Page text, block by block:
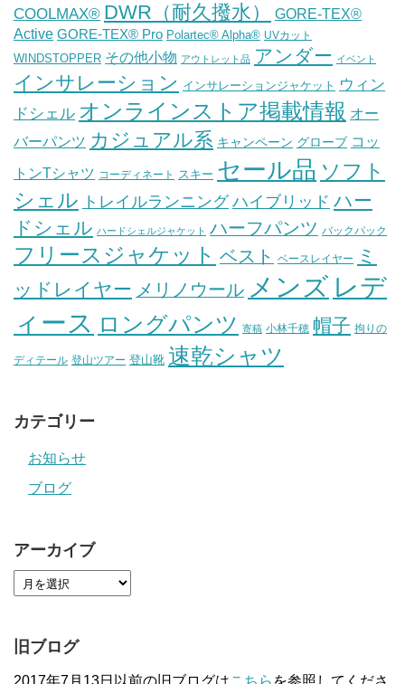
COOLMAX® DWR（耐久撥水）
GORE-TEX®
Active GORE-TEX® Pro Polartec® Alpha® UVカット
WINDSTOPPER その他小物 アウトレット品 アンダー イベント
インサレーション インサレーションジャケット ウィン
ドシェル オンラインストア掲載情報 オー
バーパンツ カジュアル系 キャンペーン グローブ コッ
トンTシャツ コーディネート スキー セール品 ソフト
シェル トレイルランニング ハイブリッド ハー
ドシェル ハードシェルジャケット ハーフパンツ バックパック
フリースジャケット ベスト ベースレイヤー
ミ
ッドレイヤー メリノウール メンズ レデ
ィース ロングパンツ 寄稿 小林千穂 帽子 拘りの
ディテール 登山ツアー 登山靴 速乾シャツ
カテゴリー
お知らせ
ブログ
アーカイブ
旧ブログ